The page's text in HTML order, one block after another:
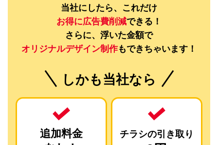
当社にしたら、これだけ
お得に広告費削減できる！
さらに、浮いた金額で
オリジナルデザイン制作もできちゃいます！
しかも当社なら
追加料金
チラシの引き取り